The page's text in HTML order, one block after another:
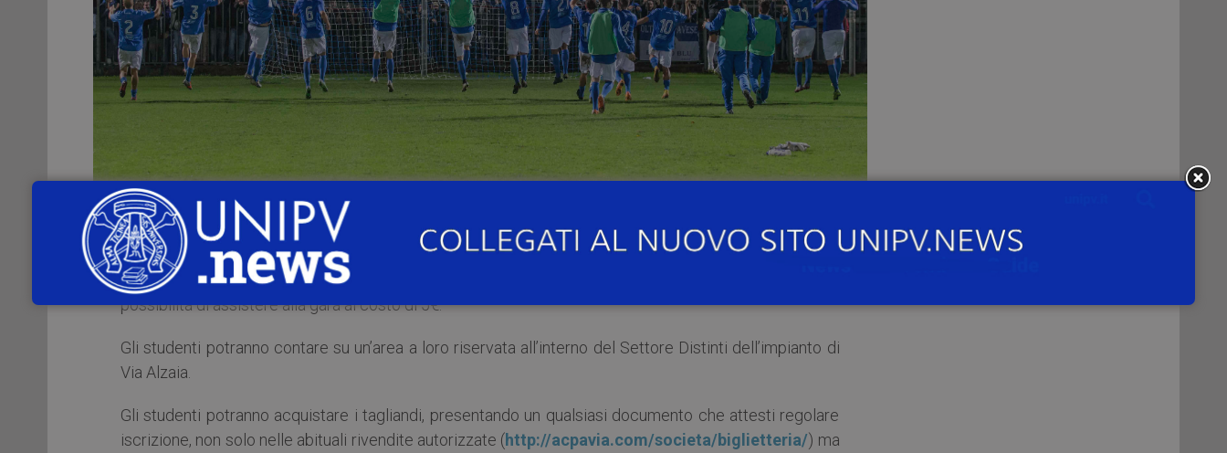
Anche in occasione dellapartita contro la Giana Erminio che si svolgerà alloStadio Fortunati di
Pavia domenica 6 marzo 2016 alle ore 17.30
possibilità di assistere alla gara al costo di 5€.
Gli studenti potranno contare su un’area a loro riservata all’interno del Settore Distinti dell’impianto di
Via Alzaia.
Gli studenti potranno acquistare i tagliandi, presentando un qualsiasi documento che attesti regolare
iscrizione, non solo nelle abituali rivendite autorizzate (http://acpavia.com/societa/biglietteria/) ma